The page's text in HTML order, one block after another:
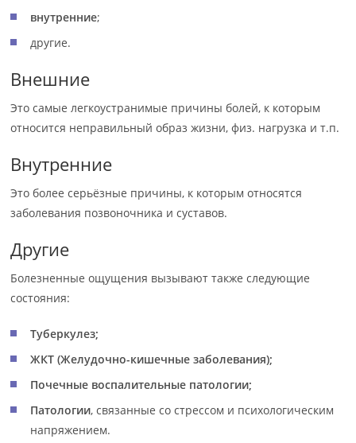
внутренние;
другие.
Внешние
Это самые легкоустранимые причины болей, к которым
относится неправильный образ жизни, физ. нагрузка и т.п.
Внутренние
Это более серьёзные причины, к которым относятся
заболевания позвоночника и суставов.
Другие
Болезненные ощущения вызывают также следующие
состояния:
Туберкулез;
ЖКТ (Желудочно-кишечные заболевания);
Почечные воспалительные патологии;
Патологии, связанные со стрессом и психологическим
напряжением.